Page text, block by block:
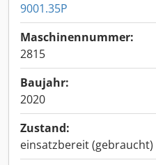
9001.35P
Maschinennummer:
2815
Baujahr:
2020
Zustand:
einsatzbereit (gebraucht)